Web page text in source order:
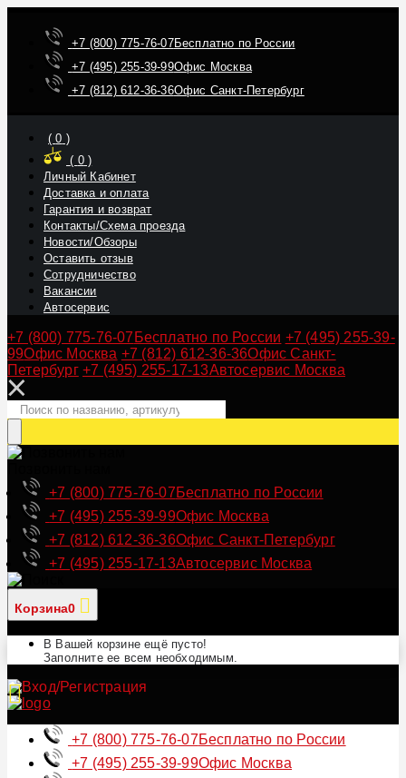
+7 (800) 775-76-07Бесплатно по России
+7 (495) 255-39-99Офис Москва
+7 (812) 612-36-36Офис Санкт-Петербург
(0 )
( 0)
Личный Кабинет
Доставка и оплата
Гарантия и возврат
Контакты/Схема проезда
Новости/Обзоры
Оставить отзыв
Сотрудничество
Вакансии
Автосервис
+7 (800) 775-76-07 Бесплатно по России +7 (495) 255-39-
99Офис Москва +7 (812) 612-36-36Офис Санкт-
Петербург +7 (495) 255-17-13Автосервис Москва
+7 (800) 775-76-07Бесплатно по России
+7 (495) 255-39-99Офис Москва
+7 (812) 612-36-36Офис Санкт-Петербург
+7 (495) 255-17-13Автосервис Москва
Корзина0
В Вашей корзине ещё пусто!
Заполните ее всем необходимым.
+7 (800) 775-76-07Бесплатно по России
+7 (495) 255-39-99Офис Москва